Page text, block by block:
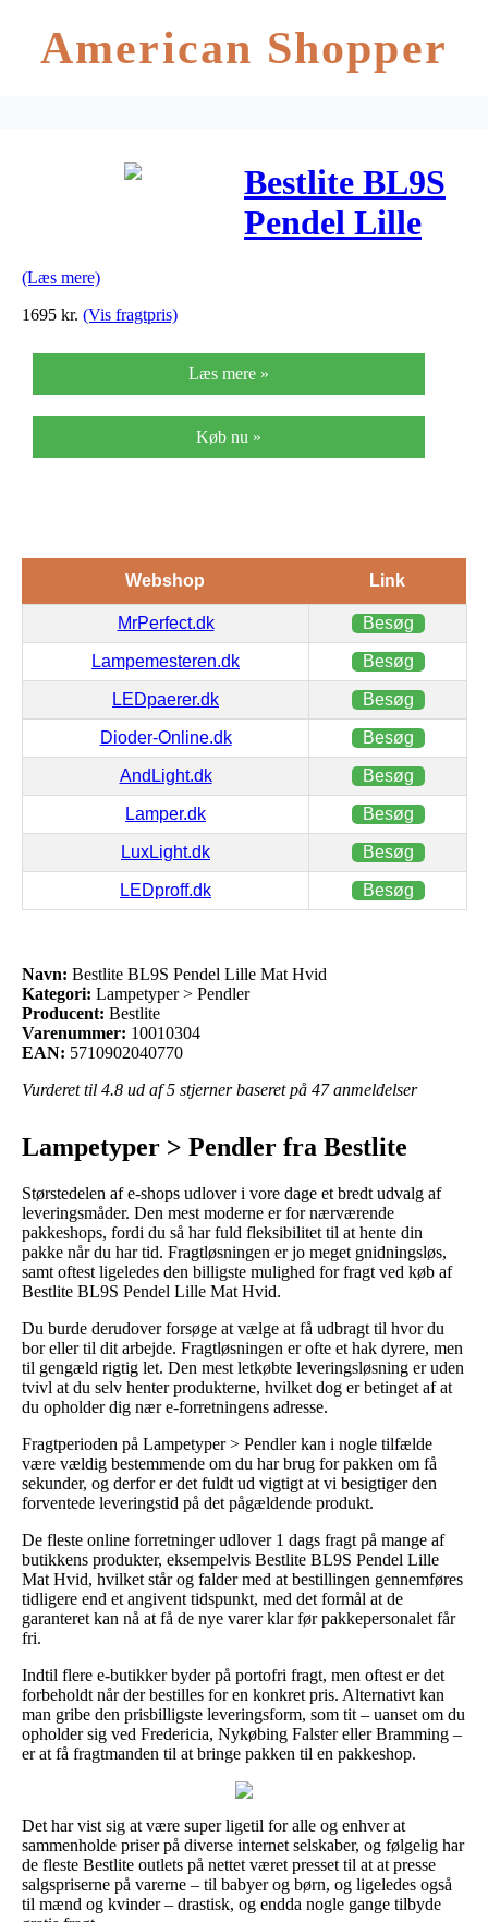
American Shopper
Bestlite BL9S
Pendel Lille
(Læs mere)
1695 kr. (Vis fragtpris)
Læs mere »
Køb nu »
Webshop Link
MrPerfect.dk Besøg
Lampemesteren.dk Besøg
LEDpaerer.dk Besøg
Dioder-Online.dk Besøg
AndLight.dk Besøg
Lamper.dk Besøg
LuxLight.dk Besøg
LEDproff.dk Besøg
Navn: Bestlite BL9S Pendel Lille Mat Hvid
Kategori: Lampetyper > Pendler
Producent: Bestlite
Varenummer: 10010304
EAN: 5710902040770
Vurderet til 4.8 ud af 5 stjerner baseret på 47anmeldelser
Lampetyper > Pendler fra Bestlite
Størstedelen af e-shops udlover i vore dage et bredt udvalg af
leveringsmåder. Den mest moderne er for nærværende
pakkeshops, fordi du så har fuld fleksibilitet til at hente din
pakke når du har tid. Fragtløsningen er jo meget gnidningsløs,
samt oftest ligeledes den billigste mulighed for fragt ved køb af
Bestlite BL9S Pendel Lille Mat Hvid.
Du burde derudover forsøge at vælge at få udbragt til hvor du
bor eller til dit arbejde. Fragtløsningen er ofte et hak dyrere, men
til gengæld rigtig let. Den mest letkøbte leveringsløsning er uden
tvivl at du selv henter produkterne, hvilket dog er betinget af at
du opholder dig nær e-forretningens adresse.
Fragtperioden på Lampetyper > Pendler kan i nogle tilfælde
være vældig bestemmende om du har brug for pakken om få
sekunder, og derfor er det fuldt ud vigtigt at vi besigtiger den
forventede leveringstid på det pågældende produkt.
De fleste online forretninger udlover 1 dags fragt på mange af
butikkens produkter, eksempelvis Bestlite BL9S Pendel Lille
Mat Hvid, hvilket står og falder med at bestillingen gennemføres
tidligere end et angivent tidspunkt, med det formål at de
garanteret kan nå at få de nye varer klar før pakkepersonalet får
fri.
Indtil flere e-butikker byder på portofri fragt, men oftest er det
forbeholdt når der bestilles for en konkret pris. Alternativt kan
man gribe den prisbilligste leveringsform, som tit – uanset om du
opholder sig ved Fredericia, Nykøbing Falster eller Bramming –
er at få fragtmanden til at bringe pakken til en pakkeshop.
Det har vist sig at være super ligetil for alle og enhver at
sammenholde priser på diverse internet selskaber, og følgelig har
de fleste Bestlite outlets på nettet været presset til at at presse
salgspriserne på varerne – til babyer og børn, og ligeledes også
til mænd og kvinder – drastisk, og endda nogle gange tilbyde